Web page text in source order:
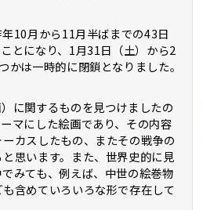
10月から11月半ばまでの43日
とになり、1月31日（土）から2
は一時的に閉鎖となりました。
に関するものを見つけましたの
マにした絵画であり、その内容
カスしたもの、またその戦争の
思います。また、世界史的に見
みても、例えば、中世の絵巻物
含めていろいろな形で存在して